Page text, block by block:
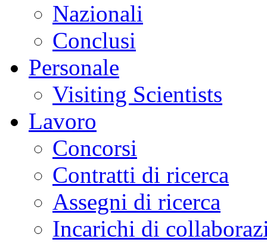
Nazionali
Conclusi
Personale
Visiting Scientists
Lavoro
Concorsi
Contratti di ricerca
Assegni di ricerca
Incarichi di